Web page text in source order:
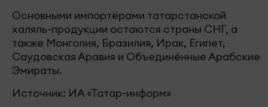
Основными импортёрами татарстанской
халяль-продукции остаются страны СНГ, а
также Монголия, Бразилия, Ирак, Египет,
Саудовская Аравия и Объединённые Арабские
Эмираты.
Источник: ИА «Татар-информ»